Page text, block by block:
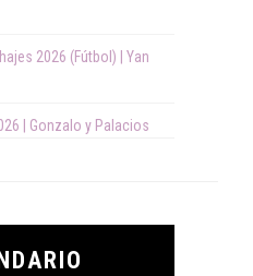
2026 (Fútbol) | Yan
| Gonzalo y Palacios